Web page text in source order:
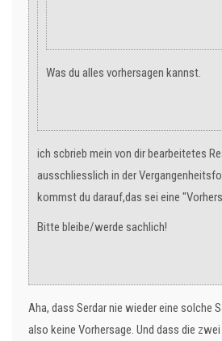
Was du alles vorhersagen kannst.
ich scbrieb mein von dir bearbeitetes
ausschliesslich in der
kommst du darauf,das sei eine
Bitte bleibe/werde sachlich!
Aha, dass Serdar nie wieder eine solche
also keine Vorhersage. Und dass die